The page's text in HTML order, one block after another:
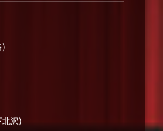
)
北沢)